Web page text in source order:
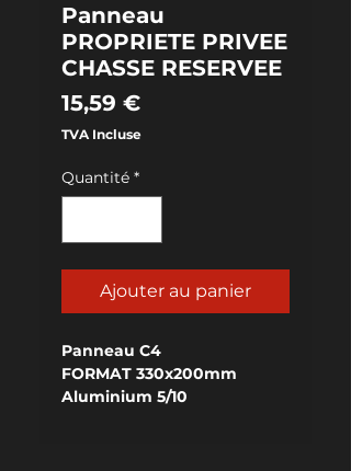
Panneau
PROPRIETE PRIVEE
CHASSE RESERVEE
15,59 €Prix
TVA Incluse
Quantité *
Ajouter au panier
Panneau C4
FORMAT 330x200mm
Aluminium 5/10